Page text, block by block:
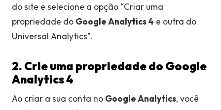
do site e selecione a opção “Criar uma
propriedade do Google Analytics 4 e outra do
Universal Analytics”.
2. Crie uma propriedade do Google
Analytics 4
Ao criar a sua conta no Google Analytics, você